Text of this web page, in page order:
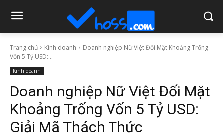
Trang chủ Kinh doanh
Doanh nghiệp Nữ Việt Đối Mặt Khoảng Trống
Vốn 5 Tỷ USD:...
Kinh doanh
Doanh nghiệp Nữ Việt Đối Mặt
Khoảng Trống Vốn 5 Tỷ USD:
Giải Mã Thách Thức